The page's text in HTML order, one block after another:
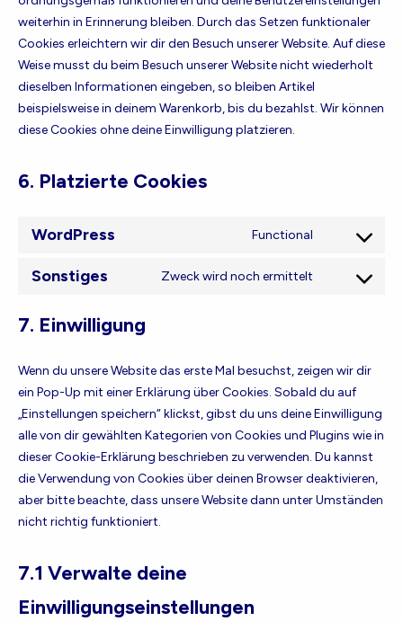
weiterhin in Erinnerung bleiben. Durch das Setzen funktionaler
Cookies erleichtern wir dir den Besuch unserer Website. Auf diese
Weise musst du beim Besuch unserer Website nicht wiederholt
dieselben Informationen eingeben, so bleiben Artikel
beispielsweise in deinem Warenkorb, bis du bezahlst. Wir können
diese Cookies ohne deine Einwilligung platzieren.
6. Platzierte Cookies
WordPress Functional
Consent
service
Sonstiges Zweck wird noch ermittelt
Consent
7. Einwilligung
Wenn du unsere Website das erste Mal besuchst, zeigen wir dir
ein Pop-Up mit einer Erklärung über Cookies. Sobald du auf
„Einstellungen speichern“ klickst, gibst du uns deine Einwilligung
alle von dir gewählten Kategorien von Cookies und Plugins wie in
dieser Cookie-Erklärung beschrieben zu verwenden. Du kannst
die Verwendung von Cookies über deinen Browser deaktivieren,
aber bitte beachte, dass unsere Website dann unter Umständen
nicht richtig funktioniert.
7.1 Verwalte deine
Einwilligungseinstellungen